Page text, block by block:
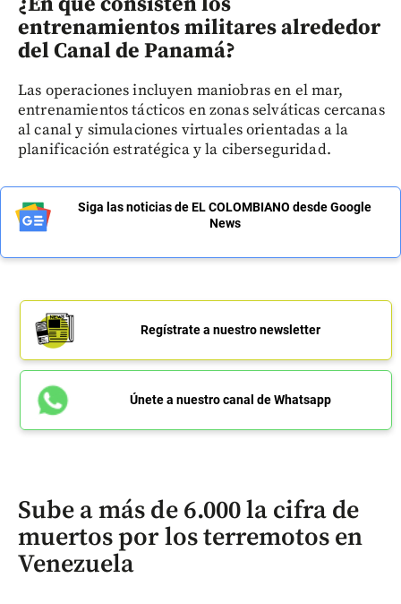
entrenamientos militares alrededor
del Canal de Panamá?
Las operaciones incluyen maniobras en el mar,
entrenamientos tácticos en zonas selváticas cercanas
al canal y simulaciones virtuales orientadas a la
planificación estratégica y la ciberseguridad.
Siga las noticias de EL COLOMBIANO desde Google
News
Regístrate a nuestro newsletter
Únete a nuestro canal de Whatsapp
Sube a más de 6.000 la cifra de
muertos por los terremotos en
Venezuela